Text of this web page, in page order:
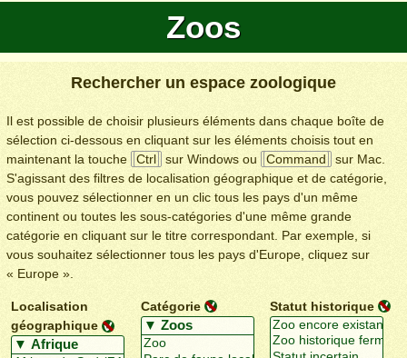
Zoos
Rechercher un espace zoologique
Il est possible de choisir plusieurs éléments dans chaque boîte de
sélection ci-dessous en cliquant sur les éléments choisis tout en
maintenant la touche
Ctrl sur Windows ou Command
sur Mac.
S'agissant des filtres de localisation géographique et de catégorie,
vous pouvez sélectionner en un clic tous les pays d'un même
continent ou toutes les sous-catégories d'une même grande
catégorie en cliquant sur le titre correspondant. Par exemple, si
vous souhaitez sélectionner tous les pays d'Europe, cliquez sur
« Europe ».
Localisation
géographique
Catégorie Statut historique